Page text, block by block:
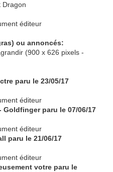
Dragon
éditeur
ou annoncés:
(900 x 626 pixels -
paru le 23/05/17
éditeur
Goldfinger paru le 07/06/17
éditeur
paru le 21/06/17
éditeur
votre paru le